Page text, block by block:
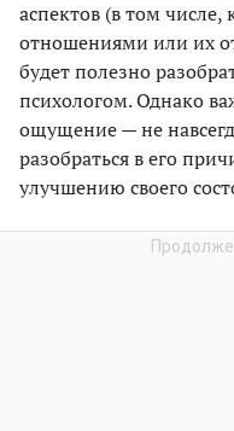
аспектов (в том числе,
отношениями или их
будет полезно
психологом. Однако
ощущение — не
разобраться в его
улучшению своего